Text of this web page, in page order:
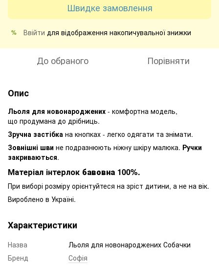
Швидке замовлення
% Ввійти для відображення накопичувальної знижки
До обраного Порівняти
Опис
Льоля для новонароджених - комфортна модель,
що продумана до дрібниць.
Зручна застібка на кнопках - легко одягати та знімати.
Зовнішні шви не подразнюють ніжну шкіру малюка. Ручки
закриваються.
Матеріал інтерлок бавовна 100%.
При виборі розміру орієнтуйтеся на зріст дитини, а не на вік.
Вироблено в Україні.
Характеристики
Назва
Льоля для новонароджених Собачки
Бренд
Софія